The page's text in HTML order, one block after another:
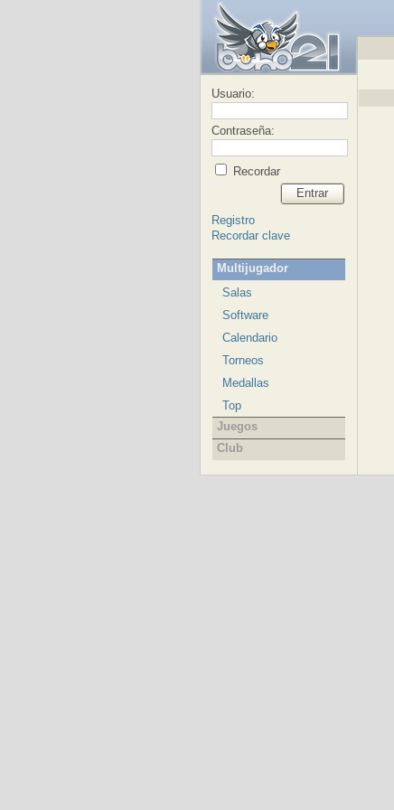
Usuario:
Contraseña:
Recordar
Entrar
Registro
Recordar clave
Multijugador
Salas
Software
Calendario
Torneos
Medallas
Top
Juegos
Club